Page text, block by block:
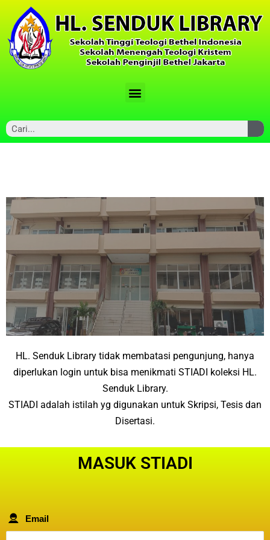
HL. Senduk Library tidak membatasi pengunjung, hanya
diperlukan login untuk bisa menikmati STIADI koleksi HL.
Senduk Library.
STIADI adalah istilah yg digunakan untuk Skripsi, Tesis dan
Disertasi.
MASUK STIADI
Email